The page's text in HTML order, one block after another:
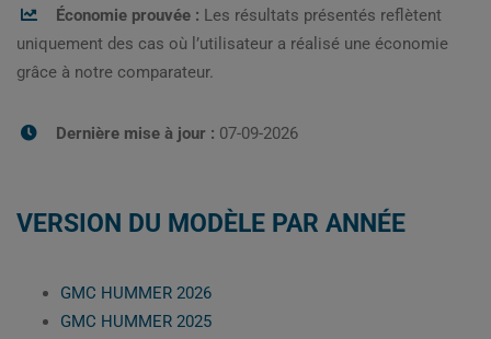
Économie prouvée : Les résultats présentés reflètent
uniquement des cas où l’utilisateur a réalisé une économie
grâce à notre comparateur.
Dernière mise à jour : 07-09-2026
VERSION DU MODÈLE PAR ANNÉE
GMC HUMMER 2026
GMC HUMMER 2025